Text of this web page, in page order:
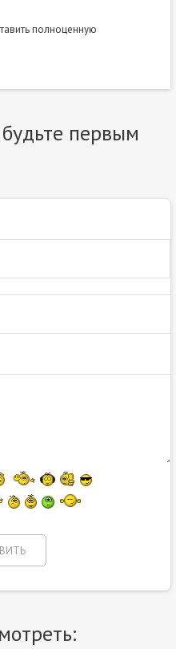
полноценную
первым